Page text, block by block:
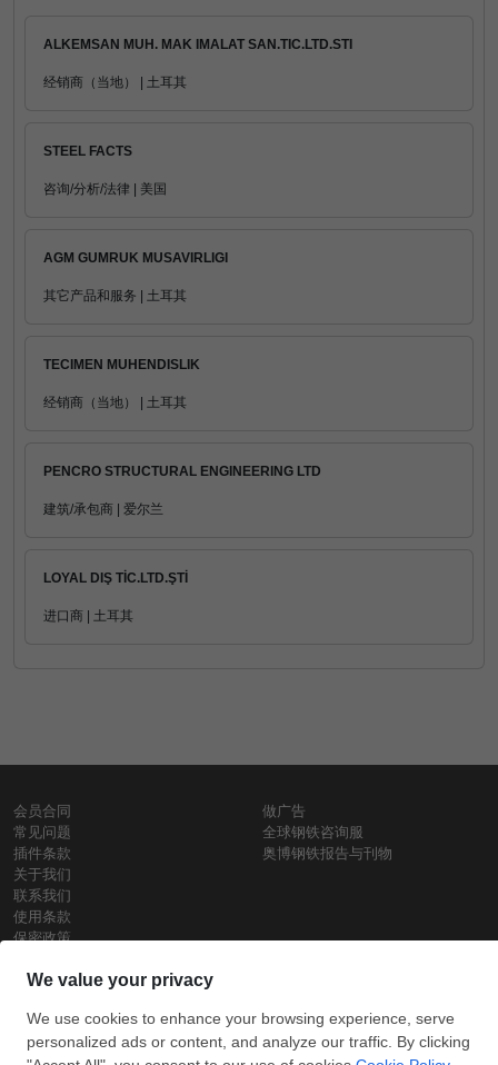
ALKEMSAN MUH. MAK IMALAT SAN.TIC.LTD.STI
经销商（当地） | 土耳其
STEEL FACTS
咨询/分析/法律 | 美国
AGM GUMRUK MUSAVIRLIGI
其它产品和服务 | 土耳其
TECIMEN MUHENDISLIK
经销商（当地） | 土耳其
PENCRO STRUCTURAL ENGINEERING LTD
建筑/承包商 | 爱尔兰
LOYAL DIŞ TİC.LTD.ŞTİ
进口商 | 土耳其
会员合同
常见问题
插件条款
关于我们
联系我们
使用条款
保密政策
做广告
全球钢铁咨询服
奥博钢铁报告与刊物
铁价格
每日废钢价格
盘条价格
保留所有权利